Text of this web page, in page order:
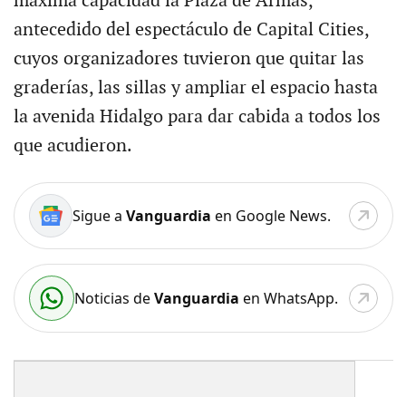
antecedido del espectáculo de Capital Cities,
cuyos organizadores tuvieron que quitar las
graderías, las sillas y ampliar el espacio hasta
la avenida Hidalgo para dar cabida a todos los
que acudieron.
Sigue a Vanguardia en Google News.
Noticias deVanguardia en WhatsApp.